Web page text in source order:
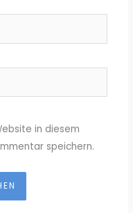
in diesem
speichern.